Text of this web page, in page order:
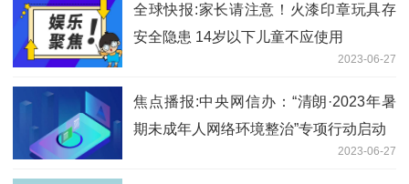
全球快报:家长请注意！火漆印章玩具存
安全隐患 14岁以下儿童不应使用
2023-06-27
焦点播报:中央网信办：“清朗·2023年暑
期未成年人网络环境整治”专项行动启动
2023-06-27